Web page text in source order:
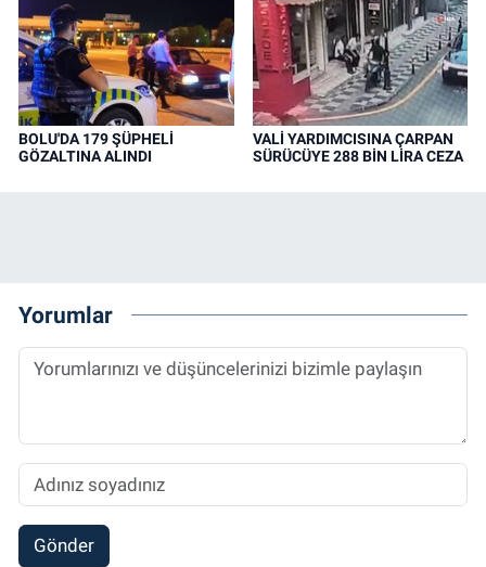
BOLU'DA 179 ŞÜPHELİ
GÖZALTINA ALINDI
VALİ YARDIMCISINA ÇARPAN
SÜRÜCÜYE 288 BİN LİRA CEZA
Yorumlar
Gönder